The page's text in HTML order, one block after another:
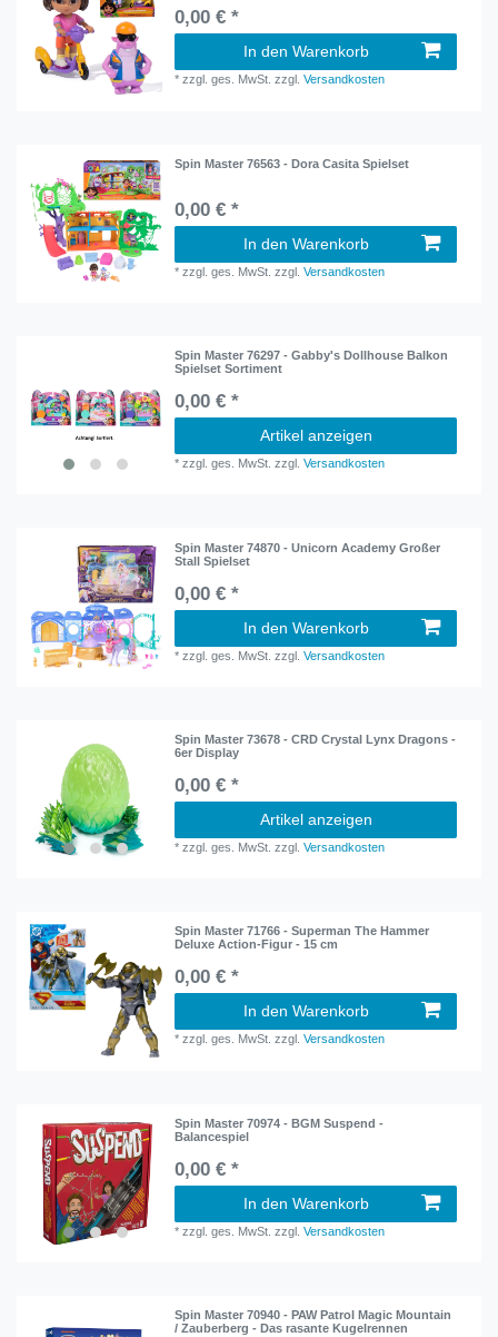
0,00 € *
In den Warenkorb
*zzgl. ges. MwSt. zzgl.Versandkosten
Spin Master 76563 - Dora Casita Spielset
0,00 € *
In den Warenkorb
*zzgl. ges. MwSt. zzgl.Versandkosten
Spin Master 76297 - Gabby's Dollhouse Balkon
Spielset Sortiment
0,00 € *
Artikel anzeigen
*zzgl. ges. MwSt. zzgl.Versandkosten
Spin Master 74870 - Unicorn Academy Großer
Stall Spielset
0,00 € *
In den Warenkorb
*zzgl. ges. MwSt. zzgl.Versandkosten
Spin Master 73678 - CRD Crystal Lynx Dragons -
6er Display
0,00 € *
Artikel anzeigen
*zzgl. ges. MwSt. zzgl.Versandkosten
Spin Master 71766 - Superman The Hammer
Deluxe Action-Figur - 15 cm
0,00 € *
In den Warenkorb
*zzgl. ges. MwSt. zzgl.Versandkosten
Spin Master 70974 - BGM Suspend -
Balancespiel
0,00 € *
In den Warenkorb
*zzgl. ges. MwSt. zzgl.Versandkosten
Spin Master 70940 - PAW Patrol Magic Mountain
/ Zauberberg - Das rasante Kugelrennen